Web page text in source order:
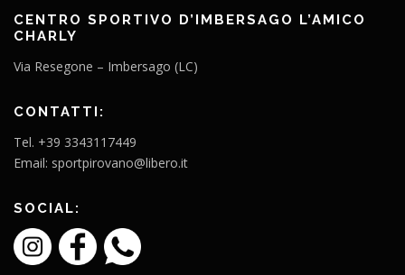
CENTRO SPORTIVO D’IMBERSAGO L’AMICO
CHARLY
Via Resegone – Imbersago (LC)
CONTATTI:
Tel. +39 3343117449
Email: sportpirovano@libero.it
SOCIAL: